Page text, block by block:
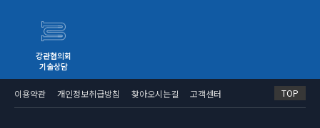
강관협의회
기술상담
이용약관 개인정보취급방침 찾아오시는길 고객센터 TOP